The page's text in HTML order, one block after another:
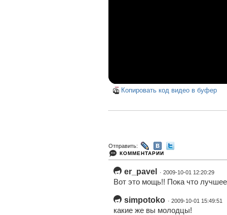
Копировать код видео в буфер
Отправить:
КОММЕНТАРИИ
er_pavel · 2009-10-01 12:20:29
Вот это мощь!! Пока что
simpotoko · 2009-10-01 15:49:51
какие же вы молодцы!